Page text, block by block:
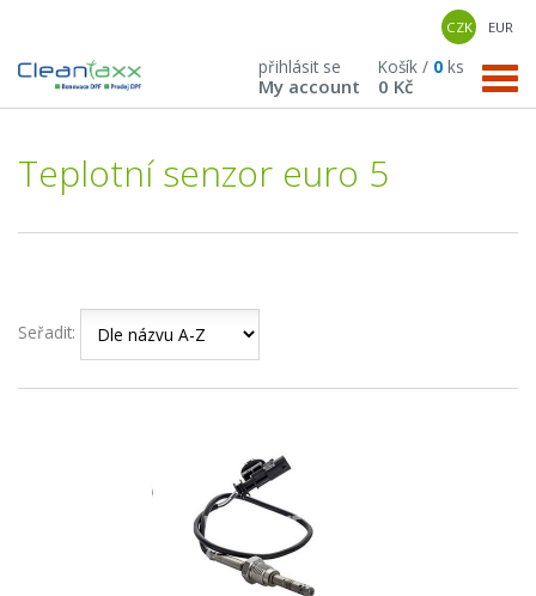
CZK EUR
přihlásit se
My account
Košík / 0 ks
0 Kč
Teplotní senzor euro 5
Seřadit: